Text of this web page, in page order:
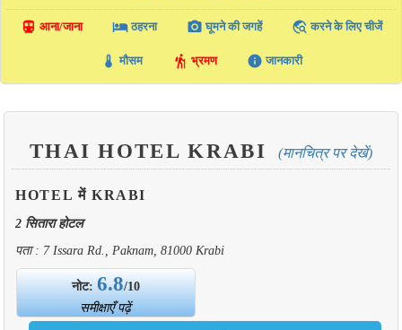
directions_transit आना/जाना local_hotelठहरना photo_camera घूमने की जगहें travel_explore करने के लिए चीजें
thermostat मौसम hiking भ्रमण info जानकारी
THAI HOTEL KRABI (मानचित्र पर देखें)
HOTEL में KRABI
2 सितारा होटल
पता : 7 Issara Rd., Paknam, 81000 Krabi
नोट: 6.8/10
समीक्षाएँ पढ़ें